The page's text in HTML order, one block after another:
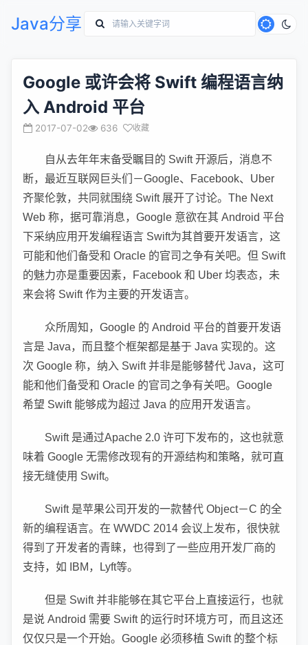
Java分享
Google 或许会将 Swift 编程语言纳
入 Android 平台
2017-07-02 636 收藏
自从去年年末备受瞩目的 Swift 开源后，消息不
断，最近互联网巨头们－Google、Facebook、Uber
齐聚伦敦，共同就围绕 Swift 展开了讨论。The Next
Web 称，据可靠消息，Google 意欲在其 Android 平台
下采纳应用开发编程语言 Swift为其首要开发语言，这
可能和他们备受和 Oracle 的官司之争有关吧。但 Swift
的魅力亦是重要因素，Facebook 和 Uber 均表态，未
来会将 Swift 作为主要的开发语言。
众所周知，Google 的 Android 平台的首要开发语
言是 Java，而且整个框架都是基于 Java 实现的。这
次 Google 称，纳入 Swift 并非是能够替代 Java，这可
能和他们备受和 Oracle 的官司之争有关吧。Google
希望 Swift 能够成为超过 Java 的应用开发语言。
Swift 是通过Apache 2.0 许可下发布的，这也就意
味着 Google 无需修改现有的开源结构和策略，就可直
接无缝使用 Swift。
Swift 是苹果公司开发的一款替代 Object－C 的全
新的编程语言。在 WWDC 2014 会议上发布，很快就
得到了开发者的青睐，也得到了一些应用开发厂商的
支持，如 IBM，Lyft等。
但是 Swift 并非能够在其它平台上直接运行，也就
是说 Android 需要 Swift 的运行时环境方可，而且这还
仅仅只是一个开始。Google 必须移植 Swift 的整个标